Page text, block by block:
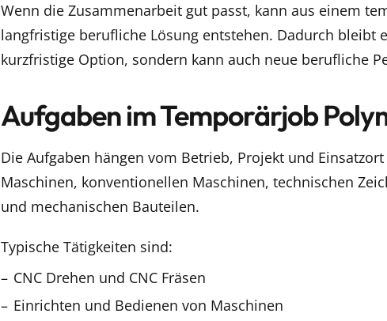
Wenn die Zusammenarbeit gut passt, kann aus einem
langfristige berufliche Lösung entstehen. Dadurch bleibt
kurzfristige Option, sondern kann auch neue berufliche
Aufgaben im Temporärjob
Die Aufgaben hängen vom Betrieb, Projekt und
Maschinen, konventionellen Maschinen, technischen
und mechanischen Bauteilen.
Typische Tätigkeiten sind:
CNC Drehen und CNC Fräsen
Einrichten und Bedienen von Maschinen